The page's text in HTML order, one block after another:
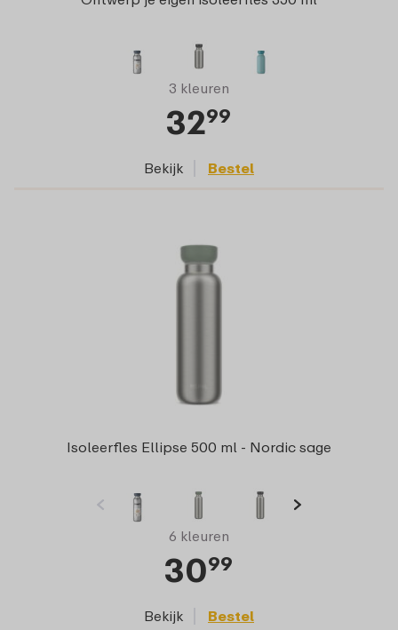
3 kleuren
3299
Bekijk Bestel
Isoleerfles Ellipse 500 ml - Nordic sage
6 kleuren
3099
Bekijk Bestel